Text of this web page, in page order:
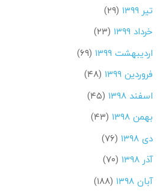
تیر ۱۳۹۹
(۲۹)
خرداد ۱۳۹۹
(۲۳)
اردیبهشت ۱۳۹۹
(۶۹)
فروردین ۱۳۹۹
(۴۸)
اسفند ۱۳۹۸
(۴۵)
بهمن ۱۳۹۸
(۴۳)
دی ۱۳۹۸
(۷۶)
آذر ۱۳۹۸
(۷۰)
آبان ۱۳۹۸
(۱۸۸)